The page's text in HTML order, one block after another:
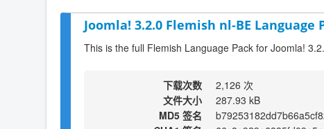
Joomla! 3.2.0 Flemish nl-BE Language
This is the full Flemish Language Pack for Joomla!
下载次数
2,126 次
文件大小
287.93 kB
MD5 签名